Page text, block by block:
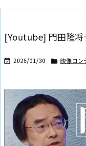
[Youtube] 門田隆将
 2026/01/30  映像コン